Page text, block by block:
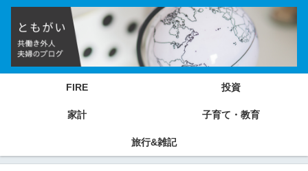
FIRE 投資
家計 子育て・教育
旅行&雑記